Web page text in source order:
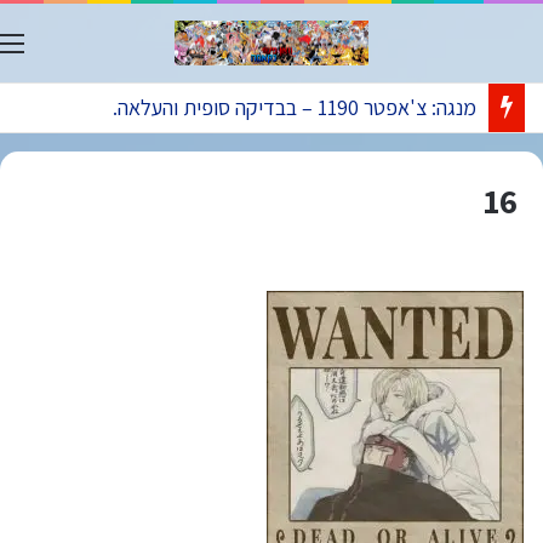
מנגה: צ'אפטר 1190 – בבדיקה סופית והעלאה.
16